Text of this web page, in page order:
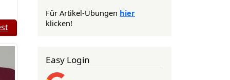
Für Artikel-Übungen hier
klicken!
Easy Login